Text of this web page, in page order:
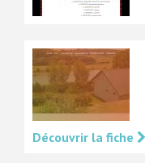
Découvrir la fiche